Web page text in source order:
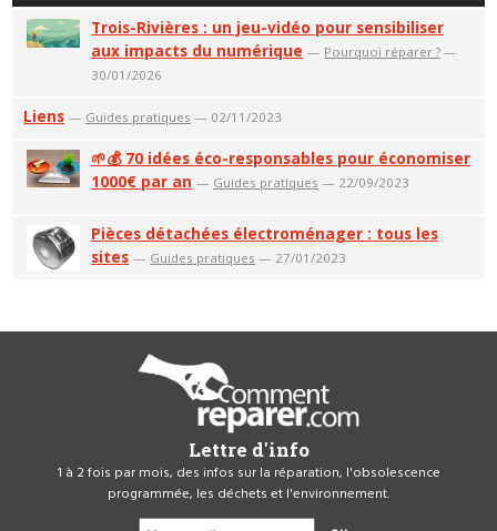
Trois-Rivières : un jeu-vidéo pour sensibiliser
aux impacts du numérique — Pourquoi réparer ? —
30/01/2026
Liens — Guides pratiques — 02/11/2023
🌱💰 70 idées éco-responsables pour économiser
1000€ par an — Guides pratiques — 22/09/2023
Pièces détachées électroménager : tous les
sites — Guides pratiques — 27/01/2023
Lettre d'info
1 à 2 fois par mois, des infos sur la réparation, l'obsolescence
programmée, les déchets et l'environnement.